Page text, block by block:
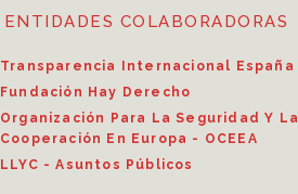
ENTIDADES COLABORADORAS
Transparencia Internacional España
Fundación Hay Derecho
Organización Para La Seguridad Y La
Cooperación En Europa - OCEEA
LLYC - Asuntos Públicos